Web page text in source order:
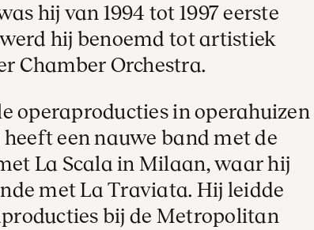
hij van 1994 tot 1997 eerste
hij benoemd tot artistiek
Chamber Orchestra.
operaproducties in operahuizen
een nauwe band met de
La Scala in Milaan, waar hij
met La Traviata. Hij leidde
bij de Metropolitan